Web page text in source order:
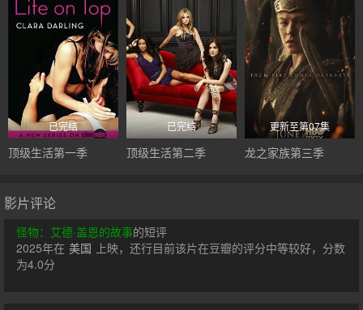
已完结
顶级生活第一季
已完结
顶级生活第二季
更新至第07集
龙之家族第三季
影片评论
怪物：艾德·盖恩的故事的短评
2025年在 美国 上映，还行目前该片在豆瓣的评分中等较好，分数
为4.0分